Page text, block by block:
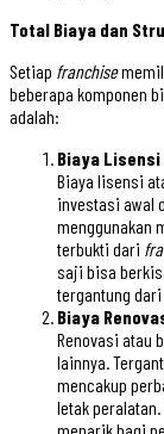
Total Biaya dan
Setiap franchise
beberapa komponen
adalah:
Biaya
Biaya lisensi
investasi awal
menggunakan
terbukti dari
saji bisa
tergantung
Biaya
Renovasi atau
lainnya.
mencakup
letak
menarik bagi